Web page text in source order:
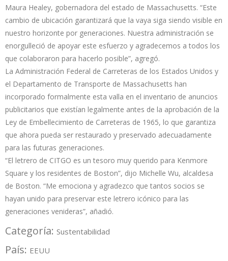
Maura Healey, gobernadora del estado de Massachusetts. “Este
cambio de ubicación garantizará que la vaya siga siendo visible en
nuestro horizonte por generaciones. Nuestra administración se
enorgulleció de apoyar este esfuerzo y agradecemos a todos los
que colaboraron para hacerlo posible”, agregó.
La Administración Federal de Carreteras de los Estados Unidos y
el Departamento de Transporte de Massachusetts han
incorporado formalmente esta valla en el inventario de anuncios
publicitarios que existían legalmente antes de la aprobación de la
Ley de Embellecimiento de Carreteras de 1965, lo que garantiza
que ahora pueda ser restaurado y preservado adecuadamente
para las futuras generaciones.
“El letrero de CITGO es un tesoro muy querido para Kenmore
Square y los residentes de Boston”, dijo Michelle Wu, alcaldesa
de Boston. “Me emociona y agradezco que tantos socios se
hayan unido para preservar este letrero icónico para las
generaciones venideras”, añadió.
Categoría: Sustentabilidad
País: EEUU